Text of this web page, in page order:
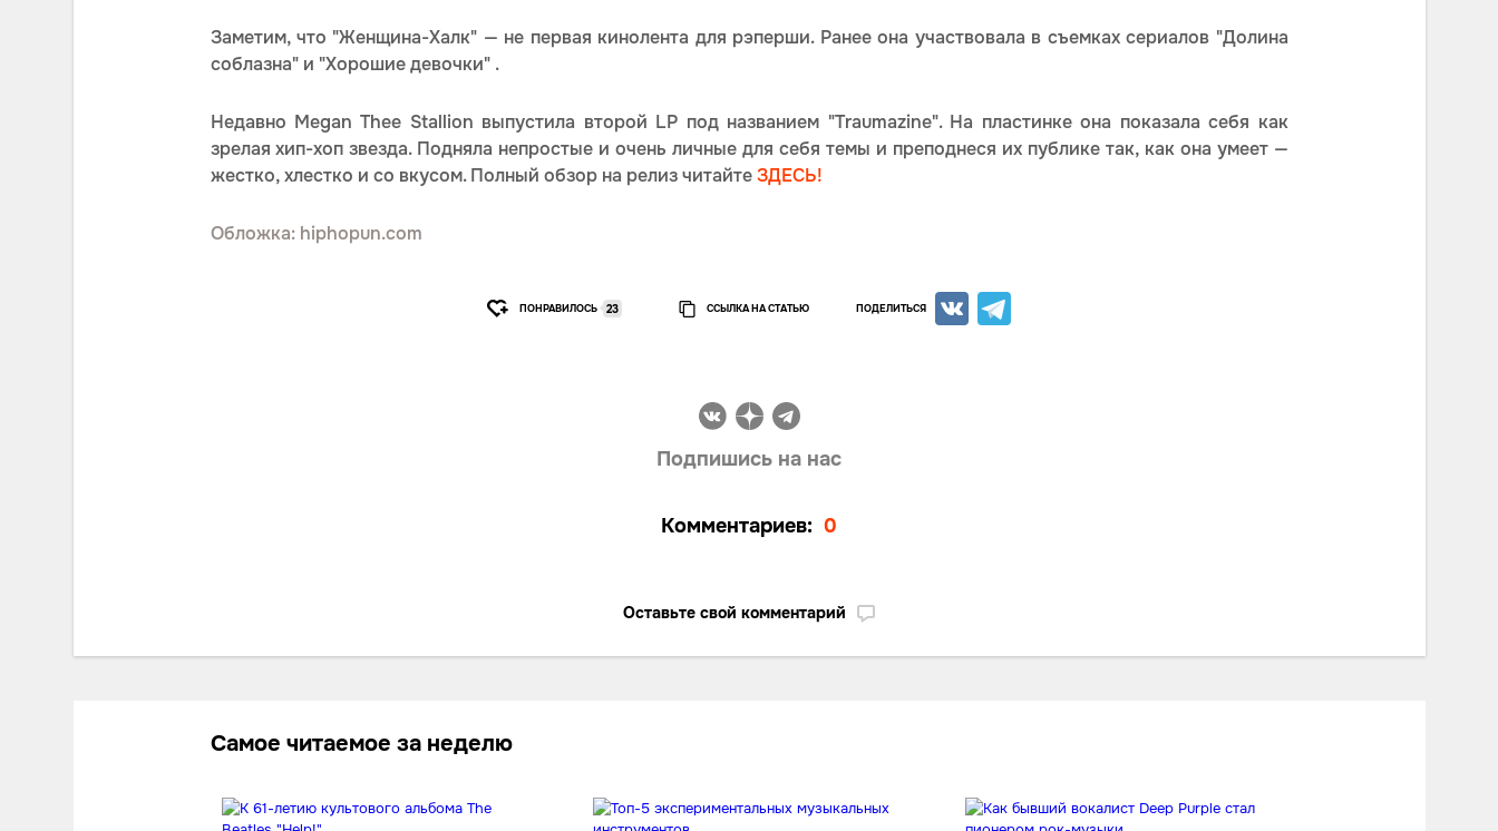
Заметим, что "Женщина-Халк" — не первая кинолента для рэперши. Ранее она участвовала в съемках сериалов "Долина
соблазна" и "Хорошие девочки" .
Недавно Megan Thee Stallion выпустила второй LP под названием "Traumazine". На пластинке она показала себя как
зрелая хип-хоп звезда. Подняла непростые и очень личные для себя темы и преподнеся их публике так, как она умеет —
жестко, хлестко и со вкусом. Полный обзор на релиз читайтеЗДЕСЬ!
Обложка: hiphopun.com
ПОНРАВИЛОСЬ 23 ССЫЛКА НА СТАТЬЮ ПОДЕЛИТЬСЯ
Подпишись на нас
Комментариев: 0
Оставьте свой комментарий
Самое читаемое за неделю